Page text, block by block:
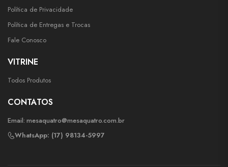
Política de Privacidade
Política de Entregas e Trocas
Fale Conosco
VITRINE
Todos Produtos
CONTATOS
Email: mesaquatro@mesaquatro.com.br
WhatsApp: (17) 98134-5997